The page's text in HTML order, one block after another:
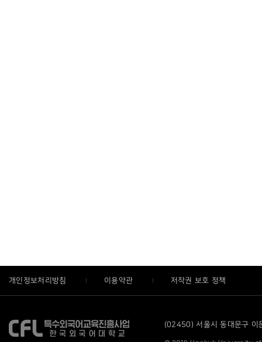
개인정보처리방침 이용약관 저작권 보호 정책
(02450) 서울시 동대문구